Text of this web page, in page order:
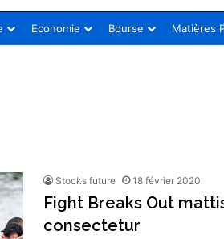
Economie Bourse Matières
Stocks future 18 février 2020
Fight Breaks Out
consectetur